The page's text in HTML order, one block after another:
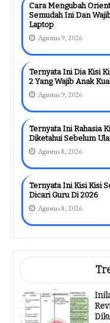
Cara Mengubah
Semudah Ini Dan
Laptop
Agustus 9, 2026
Ternyata Ini Dia Kisi
2 Yang Wajib Anak
Agustus 9, 2026
Ternyata Ini Rahasia
Diketahui Sebelum
Agustus 8, 2026
Ternyata Ini Kisi Kisi
Dicari Guru Di 2026
Agustus 8, 2026